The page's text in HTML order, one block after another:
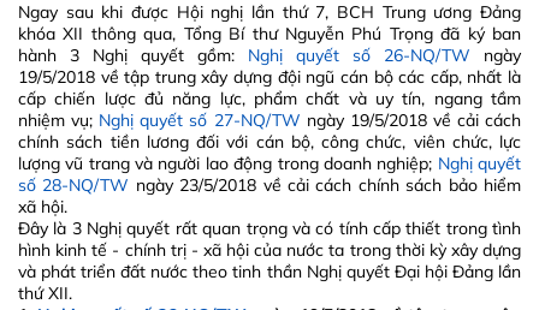
Ngay sau khi được Hội nghị lần thứ 7, BCH Trung ương Đảng
khóa XII thông qua, Tổng Bí thư Nguyễn Phú Trọng đã ký ban
hành 3 Nghị quyết gồm: Nghị quyết số 26-NQ/TW ngày
19/5/2018 về tập trung xây dựng đội ngũ cán bộ các cấp, nhất là
cấp chiến lược đủ năng lực, phẩm chất và uy tín, ngang tầm
nhiệm vụ; Nghị quyết số 27-NQ/TW ngày 19/5/2018 về cải cách
chính sách tiền lương đối với cán bộ, công chức, viên chức, lực
lượng vũ trang và người lao động trong doanh nghiệp; Nghị quyết
số 28-NQ/TW ngày 23/5/2018 về cải cách chính sách bảo hiểm
xã hội.
Đây là 3 Nghị quyết rất quan trọng và có tính cấp thiết trong tình
hình kinh tế - chính trị - xã hội của nước ta trong thời kỳ xây dựng
và phát triển đất nước theo tinh thần Nghị quyết Đại hội Đảng lần
thứ XII.